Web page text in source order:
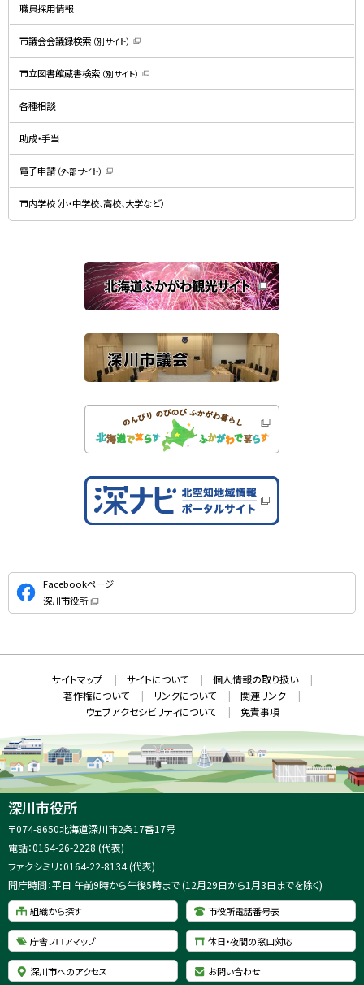
す
）
職員採用情報
市議会会議録検索 （別サイト）
新
規
ウ
ン
で
す
市立図書館蔵書検索 （別サイト）
新
ン
で
す
）
各種相談
助成・手当
電子申請 （外部サイト）
新
規
ウ
ン
開
き
ま
す
）
市内学校（小・中学校、高校、大学など）
公
式
S
Facebookページ
深川市役所
（
ン
で
開
き
ま
す
メ
ニ
ュ
ー
報
サイトマップ サイトについて
個人情報の取り扱い
著作権について
リンクについて
関連リンク
ウェブアクセシビリティについて
免責事項
深川市役所
住
所
〒074-8650北海道深川市2条17番17号
電話：0164-26-2228 (代表)
ファクシミリ：0164-22-8134 (代表)
開庁時間：平日 午前9時から午後5時まで (12月29日から1月3日までを除く)
組織から探す 市役所電話番号表
庁舎フロアマップ 休日・夜間の窓口対応
深川市へのアクセス お問い合わせ